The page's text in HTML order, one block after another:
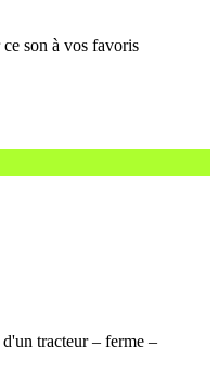
tracteur – ferme –